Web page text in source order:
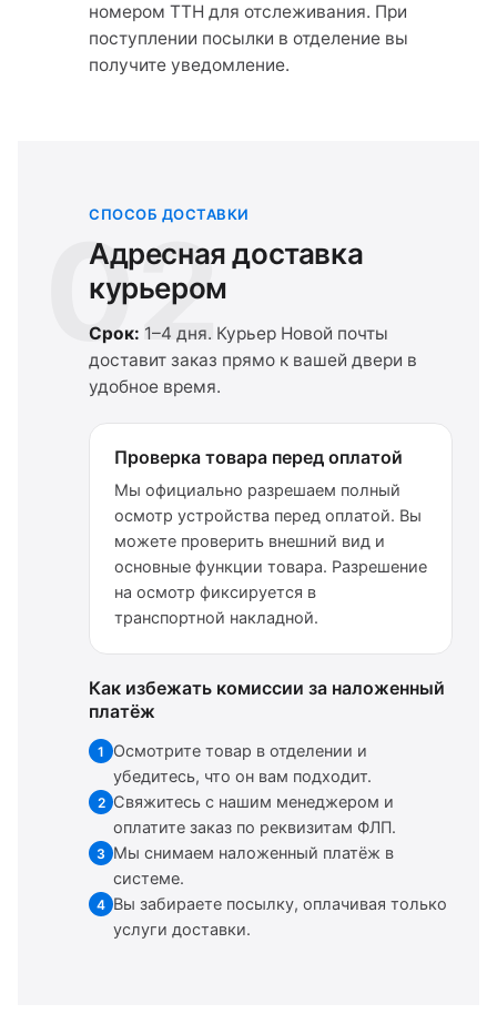
номером ТТН для отслеживания. При
поступлении посылки в отделение вы
получите уведомление.
02
СПОСОБ ДОСТАВКИ
Адресная доставка
курьером
Срок: 1–4 дня. Курьер Новой почты
доставит заказ прямо к вашей двери в
удобное время.
Проверка товара перед оплатой
Мы официально разрешаем полный
осмотр устройства перед оплатой. Вы
можете проверить внешний вид и
основные функции товара. Разрешение
на осмотр фиксируется в
транспортной накладной.
Как избежать комиссии за наложенный
платёж
1
Осмотрите товар в отделении и
убедитесь, что он вам подходит.
2 Свяжитесь с нашим менеджером и
оплатите заказ по реквизитам ФЛП.
3 Мы снимаем наложенный платёж в
системе.
4 Вы забираете посылку, оплачивая только
услуги доставки.